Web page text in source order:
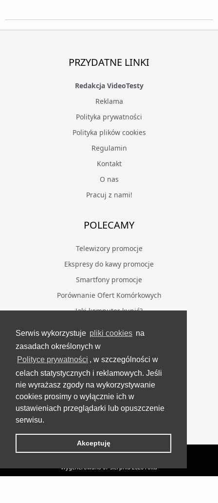
Serwis wykorzystuje pliki cookies na
zasadach określonych w
Polityce prywatności , w szczególności w
celach statystycznych i reklamowych. Jeśli
nie wyrażasz zgody na wykorzystywanie
cookies prosimy o wyłącznie ich w
ustawieniach przeglądarki lub opuszczenie
serwisu.
Akceptuję
PRZYDATNE LINKI
Redakcja VideoTesty
Reklama
Polityka prywatności
Polityka plików cookies
Regulamin
Kontakt
O nas
Pracuj z nami!
POLECAMY
Telewizory promocje
Ekspresy do kawy promocje
Smartfony promocje
Porównanie Ofert Komórkowych
Jaki komputer kupić?
BĄDŹ NA BIEŻĄCO
Facebook
Grupa Testerzy Videotestów
YouTube
Twitter
VideoTesty.pl Wszelkie prawa zastrzeżone
Wygenerowano 07 sierpnia 2026 roku